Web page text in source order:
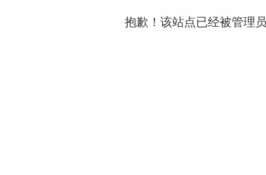
抱歉！该站点已经被管理